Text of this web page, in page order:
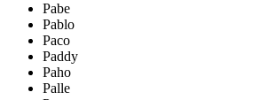
Pabe
Pablo
Paco
Paddy
Paho
Palle